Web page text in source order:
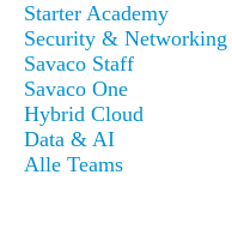
Starter Academy
Security & Networking
Savaco Staff
Savaco One
Hybrid Cloud
Data & AI
Alle Teams